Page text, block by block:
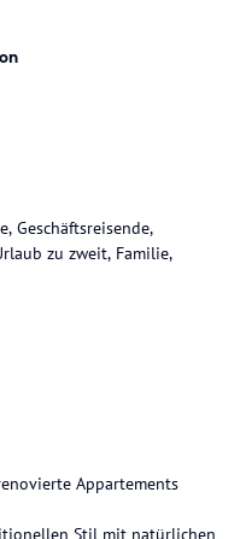
Geschäftsreisende,
zu zweit, Familie,
Appartements
Stil mit natürlichen